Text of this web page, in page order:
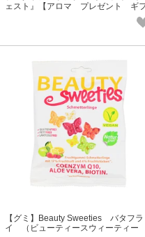
ェスト』【アロマ プレゼント ギ
【グミ】Beauty Sweeties バタフラ
イ （ビューティースウィーティー